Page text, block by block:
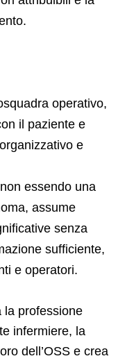
operativo,
il paziente e
e
essendo una
assume
senza
sufficiente,
e operatori.
la professione
infermiere, la
dell’OSS e crea